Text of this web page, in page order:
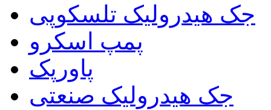
جک هیدرولیک تلسکوپی
پمپ اسکرو
پاورپک
جک هیدرولیک صنعتی